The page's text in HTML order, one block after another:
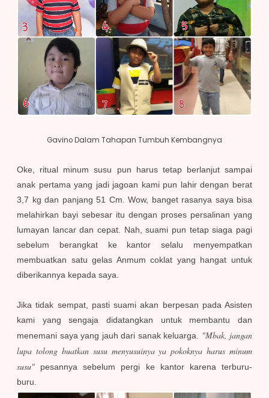
Gavino Dalam Tahapan Tumbuh Kembangnya
Oke, ritual minum susu pun harus tetap berlanjut sampai
anak pertama yang jadi jagoan kami pun lahir dengan berat
3,7 kg dan panjang 51 Cm. Wow, banget rasanya saya bisa
melahirkan bayi sebesar itu dengan proses persalinan yang
lumayan lancar dan cepat. Nah, suami pun tetap siaga pagi
sebelum berangkat ke kantor selalu menyempatkan
membuatkan satu gelas Anmum coklat yang hangat untuk
diberikannya kepada saya.
Jika tidak sempat, pasti suami akan berpesan pada Asisten
kami yang sengaja didatangkan untuk membantu dan
menemani saya yang jauh dari sanak keluarga.
"Mbak, jangan
lupa tolong buatkan susu menyusuinya ya pokoknya harus minum
susu" pesannya sebelum pergi ke kantor karena terburu-
buru.